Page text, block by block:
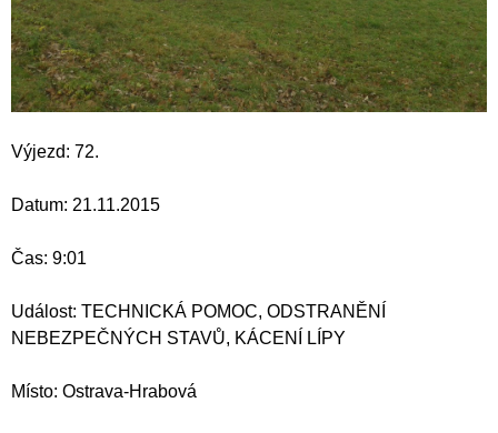
Výjezd: 72.
Datum: 21.11.2015
Čas: 9:01
Událost: TECHNICKÁ POMOC, ODSTRANĚNÍ
NEBEZPEČNÝCH STAVŮ, KÁCENÍ LÍPY
Místo: Ostrava-Hrabová